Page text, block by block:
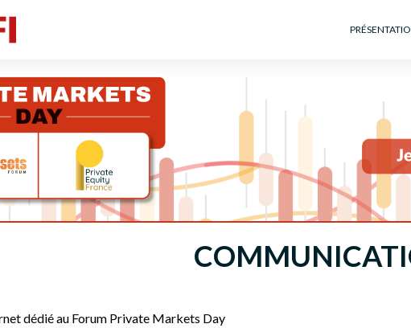
dédié au Forum Private Markets Day